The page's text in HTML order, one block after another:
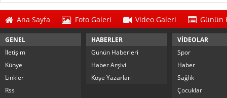
Ana Sayfa Foto Galeri Video Galeri Günün
GENEL
İletişim
Künye
Linkler
Rss
HABERLER
Günün Haberleri
Haber Arşivi
Köşe Yazarları
VİDEOLAR
Spor
Haber
Sağlık
Çocuklar